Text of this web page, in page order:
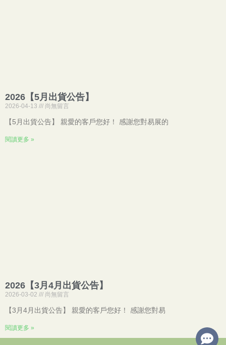
2026【5月出貨公告】
2026-04-13 尚無留言
【5月出貨公告】 親愛的客戶您好！ 感謝您對易展的
閱讀更多 »
2026【3月4月出貨公告】
2026-03-02 尚無留言
【3月4月出貨公告】 親愛的客戶您好！ 感謝您對易
閱讀更多 »